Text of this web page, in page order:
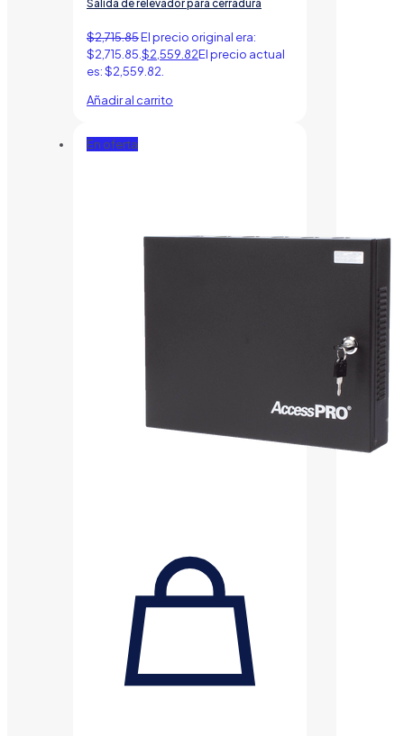
Salida de relevador para cerradura
$2,715.85El precio original era:
$2,715.85. $2,559.82El precio actual
es: $2,559.82.
Añadir al carrito
En oferta